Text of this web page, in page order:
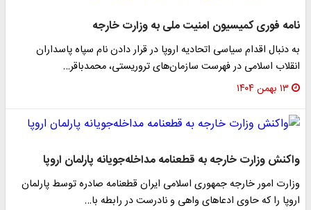
نامه فوری کمیسیون امنیت ملی به وزارت خارجه
به دنبال اقدام سیاسی اتحادیه اروپا در قرار دادن نام سپاه پاسداران
انقلاب اسلامی در فهرست سازمان‌های تروریستی، محمدباقر…
۱۳ بهمن ۱۴۰۴
واکنش وزارت خارجه به قطعنامه مداخله‌جویانه پارلمان اروپا
وزارت امور خارجه جمهوری اسلامی ایران قطعنامه صادره توسط پارلمان
اروپا را که حاوی ادعاهای واهی و نادرست در رابطه با…